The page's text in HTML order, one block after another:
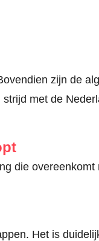
zijn de
met de
die overeenkomt
Het is